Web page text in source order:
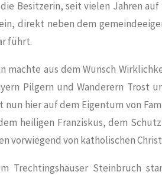
Besitzerin, seit vielen Jahren
direkt neben dem
führt.
machte aus dem Wunsch
Pilgern und Wanderern Trost
hier auf dem Eigentum von
heiligen Franziskus, dem
vorwiegend von katholischen
Trechtingshäuser Steinbruch